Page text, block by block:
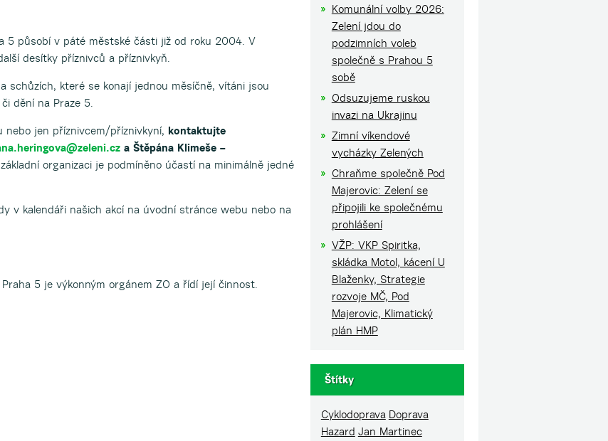
5 působí v páté městské části již od roku 2004. V
desítky příznivců a příznivkyň.
schůzích, které se konají jednou měsíčně, vítáni jsou
dění na Praze 5.
nebo jen příznivcem/příznivkyní, kontaktujte
a Štěpána Klimeše –
organizaci je podmíněno účastí na minimálně jedné
v kalendáři našich akcí na úvodní stránce webu nebo na
5 je výkonným orgánem ZO a řídí její činnost.
Komunální volby 2026:
Zelení jdou do
podzimních voleb
společně s Prahou 5
sobě
Odsuzujeme ruskou
invazi na Ukrajinu
Zimní víkendové
vycházky Zelených
Chraňme společně Pod
Majerovic: Zelení se
připojili ke společnému
prohlášení
VŽP: VKP Spiritka,
skládka Motol, kácení U
Blaženky, Strategie
rozvoje MČ, Pod
Majerovic, Klimatický
plán HMP
Štítky
Cyklodoprava Doprava
Hazard Jan Martinec